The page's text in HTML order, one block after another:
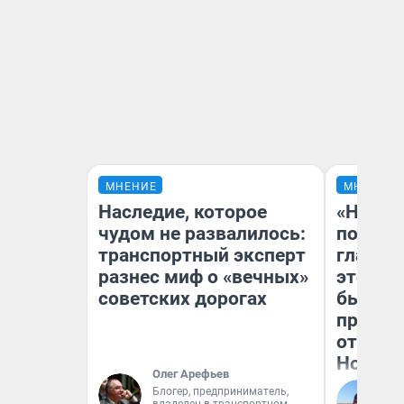
МНЕНИЕ
Наследие, которое
чудом не развалилось:
транспортный эксперт
разнес миф о «вечных»
советских дорогах
Олег Арефьев
Блогер, предприниматель,
МНЕНИЕ
этого
бьет
отзыв
Нолана